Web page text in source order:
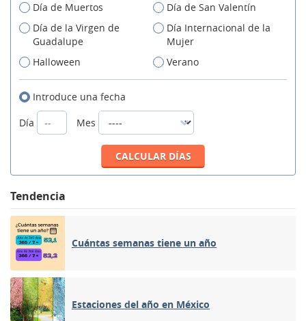
Día de Muertos
Día de San Valentín
Día de la Virgen de
Guadalupe
Día Internacional de la
Mujer
Halloween
Verano
Introduce una fecha
Día
Mes
Tendencia
Cuántas semanas tiene un año
Estaciones del año en México